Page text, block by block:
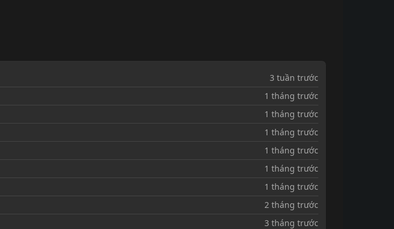
3 tuần trước
1 tháng trước
1 tháng trước
1 tháng trước
1 tháng trước
1 tháng trước
1 tháng trước
2 tháng trước
3 tháng trước